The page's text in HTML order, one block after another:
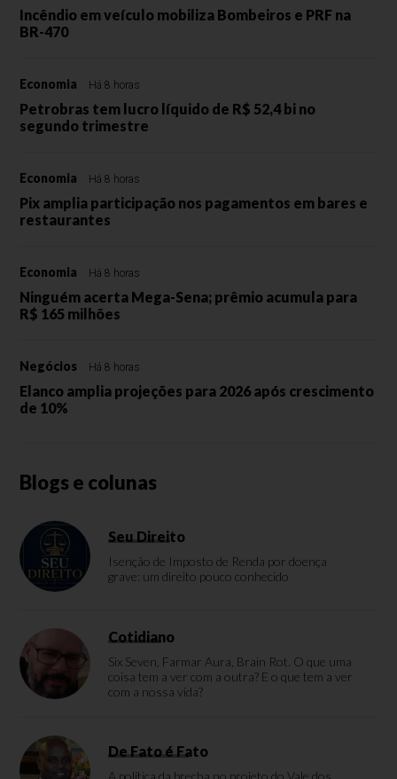
Incêndio em veículo mobiliza Bombeiros e PRF na
BR-470
Economia Há 8 horas
Petrobras tem lucro líquido de R$ 52,4 bi no
segundo trimestre
Economia Há 8 horas
Pix amplia participação nos pagamentos em bares e
restaurantes
Economia Há 8 horas
Ninguém acerta Mega-Sena; prêmio acumula para
R$ 165 milhões
Negócios Há 8 horas
Elanco amplia projeções para 2026 após crescimento
de 10%
Blogs e colunas
Seu Direito
Isenção de Imposto de Renda por doença
grave: um direito pouco conhecido
Cotidiano
Six Seven, Farmar Aura, Brain Rot. O que uma
coisa tem a ver com a outra? E o que tem a ver
com a nossa vida?
De Fato é Fato
A política da brecha no projeto do Vale dos